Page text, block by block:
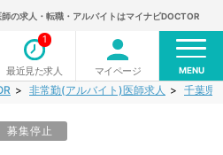
師の求人・転職・アルバイトはマイナビDOCTOR
最近見た求人
1
マイページ MENU
非常勤(アルバイト)医師求人 千葉県
募集停止